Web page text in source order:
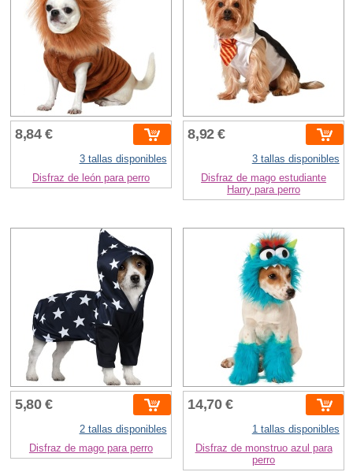
8,84 €
3 tallas disponibles
Disfraz de león para perro
8,92 €
3 tallas disponibles
Disfraz de mago estudiante
Harry para perro
5,80 €
2 tallas disponibles
Disfraz de mago para perro
14,70 €
1 tallas disponibles
Disfraz de monstruo azul para
perro